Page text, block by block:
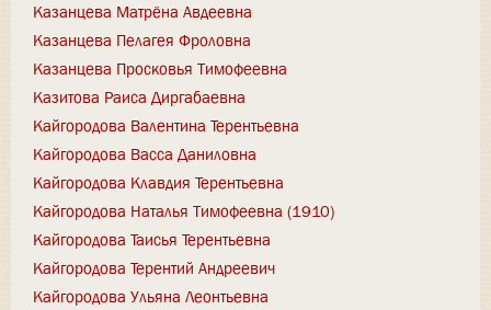
Казанцева Матрёна Авдеевна
Казанцева Пелагея Фроловна
Казанцева Просковья Тимофеевна
Казитова Раиса Диргабаевна
Кайгородова Валентина Терентьевна
Кайгородова Васса Даниловна
Кайгородова Клавдия Терентьевна
Кайгородова Наталья Тимофеевна (1910)
Кайгородова Таисья Терентьевна
Кайгородова Терентий Андреевич
Кайгородова Ульяна Леонтьевна